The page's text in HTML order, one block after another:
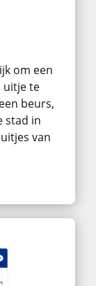
om een
uitje te
beurs,
stad in
van